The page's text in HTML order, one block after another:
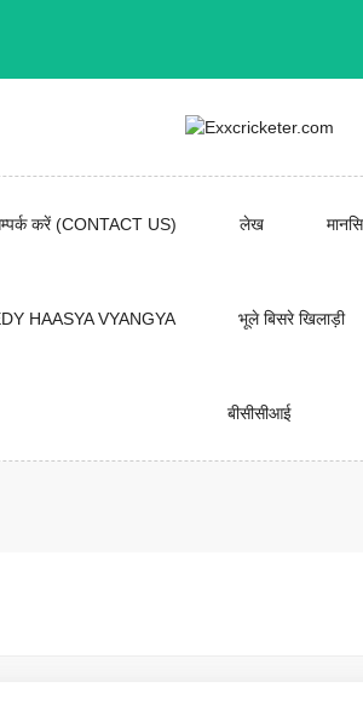
करें (CONTACT US) लेख
HAASYA VYANGYA भूले बिसरे खिलाड़ी
बीसीसीआई